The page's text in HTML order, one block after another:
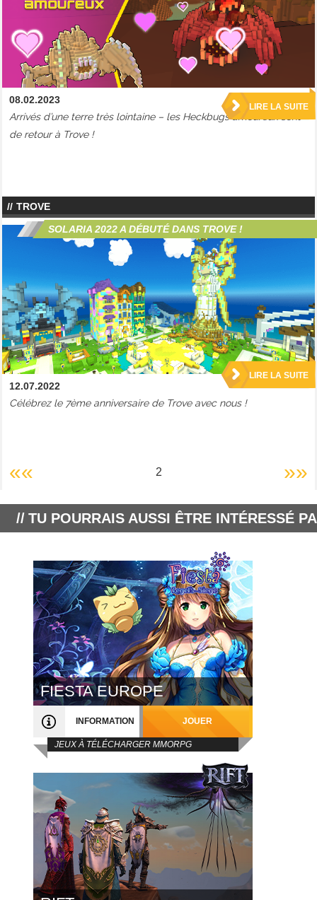
08.02.2023
Arrivés d’une terre très lointaine – les Heckbugs amoureux sont
de retour à Trove !
LIRE LA SUITE
TROVE
SOLARIA 2022 A DÉBUTÉ DANS TROVE !
12.07.2022
Célébrez le 7ème anniversaire de Trove avec nous !
LIRE LA SUITE
«« 2 »»
TU POURRAIS AUSSI ÊTRE INTÉRESSÉ
FIESTA EUROPE
INFORMATION JOUER
JEUX À TÉLÉCHARGER MMORPG